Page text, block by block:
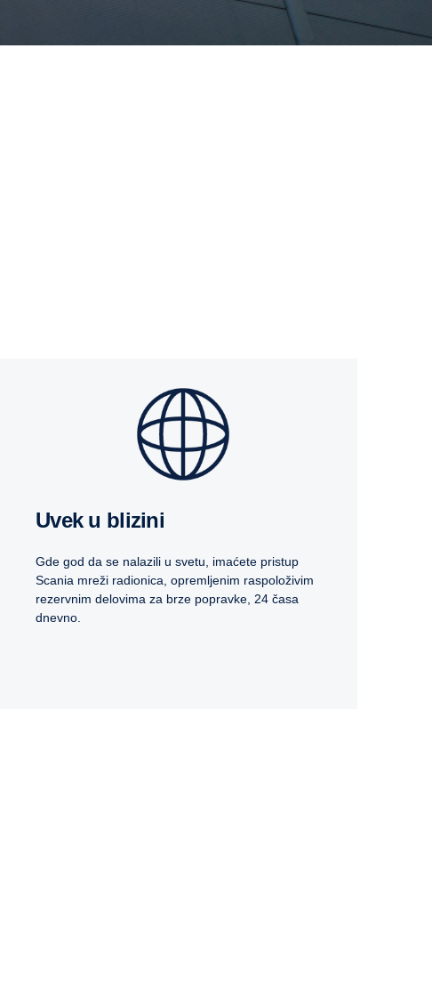
Uvek u blizini
Gde god da se nalazili u svetu, imaćete pristup
Scania mreži radionica, opremljenim raspoloživim
rezervnim delovima za brze popravke, 24 časa
dnevno.